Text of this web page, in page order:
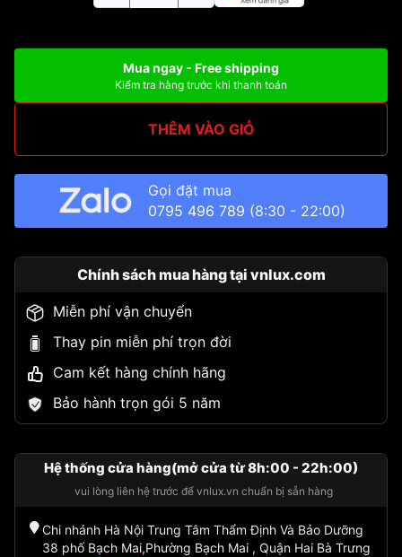
Mua ngay - Free shipping
Kiểm tra hàng trước khi thanh toán
THÊM VÀO GIỎ
Gọi đặt mua
0795 496 789 (8:30 - 22:00)
Chính sách mua hàng tại vnlux.com
Miễn phí vận chuyển
Thay pin miễn phí trọn đời
Cam kết hàng chính hãng
Bảo hành trọn gói 5 năm
Hệ thống cửa hàng(mở cửa từ 8h:00 - 22h:00)
vui lòng liên hệ trước để vnlux.vn chuẩn bị sẵn hàng
Chi nhánh Hà Nội Trung Tâm Thẩm Định Và Bảo Dưỡng
38 phố Bạch Mai,Phường Bạch Mai , Quận Hai Bà Trưng